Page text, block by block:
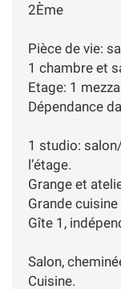
2Ème
Pièce de vie:
1 chambre et
Etage: 1
Dépendance
1 studio:
l’étage.
Grange et
Grande
Gîte 1,
Salon,
Cuisine.